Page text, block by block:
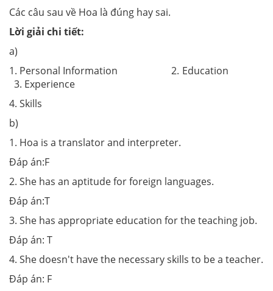
Các câu sau về Hoa là đúng hay sai.
Lời giải chi tiết:
a)
1. Personal Information 2. Education
3. Experience
4. Skills
b)
1. Hoa is a translator and interpreter.
Đáp án:F
2. She has an aptitude for foreign languages.
Đáp án:T
3. She has appropriate education for the teaching job.
Đáp án: T
4. She doesn't have the necessary skills to be a teacher.
Đáp án: F